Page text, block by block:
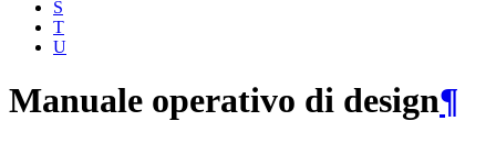
S
T
U
Manuale operativo di design¶